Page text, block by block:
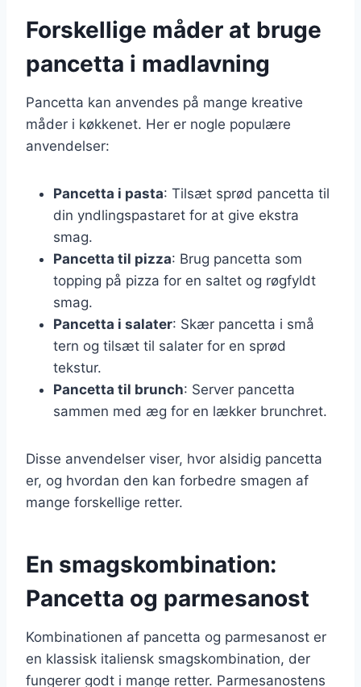
Forskellige måder at bruge
pancetta i madlavning
Pancetta kan anvendes på mange kreative
måder i køkkenet. Her er nogle populære
anvendelser:
Pancetta i pasta: Tilsæt sprød pancetta til
din yndlingspastaret for at give ekstra
smag.
Pancetta til pizza: Brug pancetta som
topping på pizza for en saltet og røgfyldt
smag.
Pancetta i salater: Skær pancetta i små
tern og tilsæt til salater for en sprød
tekstur.
Pancetta til brunch: Server pancetta
sammen med æg for en lækker brunchret.
Disse anvendelser viser, hvor alsidig pancetta
er, og hvordan den kan forbedre smagen af
mange forskellige retter.
En smagskombination:
Pancetta og parmesanost
Kombinationen af pancetta og parmesanost er
en klassisk italiensk smagskombination, der
fungerer godt i mange retter. Parmesanostens